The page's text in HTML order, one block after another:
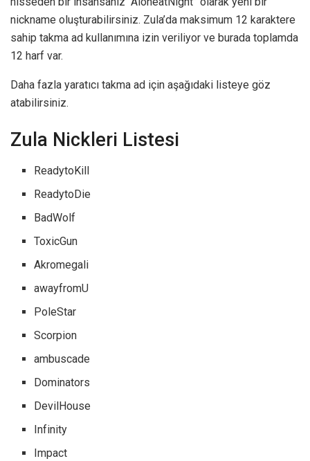
nickname oluşturabilirsiniz. Zula’da maksimum 12 karaktere
sahip takma ad kullanımına izin veriliyor ve burada toplamda
12 harf var.
Daha fazla yaratıcı takma ad için aşağıdaki listeye göz
atabilirsiniz.
Zula Nickleri Listesi
ReadytoKill
ReadytoDie
BadWolf
ToxicGun
Akromegali
awayfromU
PoleStar
Scorpion
ambuscade
Dominators
DevilHouse
Infinity
Impact